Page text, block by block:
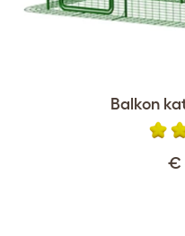
Balkon
€